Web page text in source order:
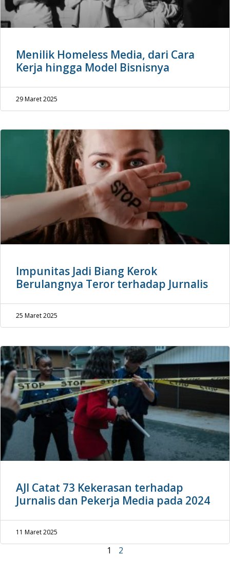
Menilik Homeless Media, dari Cara
Kerja hingga Model Bisnisnya
29 Maret 2025
Impunitas Jadi Biang Kerok
Berulangnya Teror terhadap Jurnalis
25 Maret 2025
AJI Catat 73 Kekerasan terhadap
Jurnalis dan Pekerja Media pada 2024
11 Maret 2025
1 2